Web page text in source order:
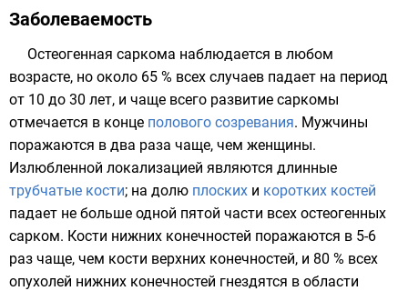
Заболеваемость
Остеогенная саркома наблюдается в любом
возрасте, но около 65 % всех случаев падает на период
от 10 до 30 лет, и чаще всего развитие саркомы
отмечается в конце полового созревания. Мужчины
поражаются в два раза чаще, чем женщины.
Излюбленной локализацией являются длинные
трубчатые кости; на долю плоских и коротких костей
падает не больше одной пятой части всех остеогенных
сарком. Кости нижних конечностей поражаются в 5-6
раз чаще, чем кости верхних конечностей, и 80 % всех
опухолей нижних конечностей гнездятся в области